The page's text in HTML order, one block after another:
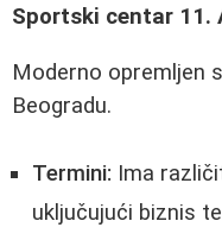
Sportski centar 11.
Moderno opremljen
Beogradu.
Termini: Ima
uključujući biznis